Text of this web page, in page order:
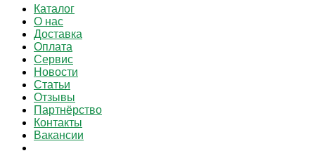
Каталог
О нас
Доставка
Оплата
Сервис
Новости
Статьи
Отзывы
Партнёрство
Контакты
Вакансии